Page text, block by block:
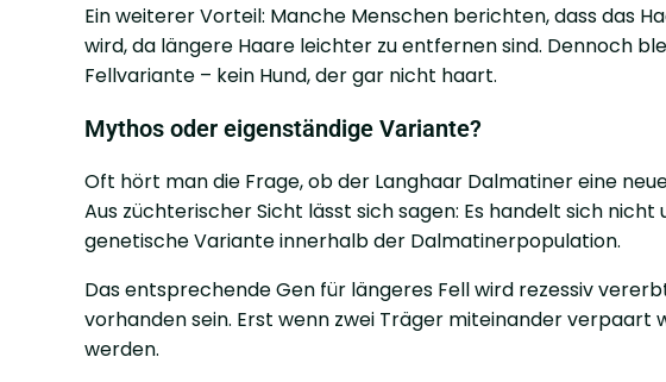
Ein weiterer Vorteil: Manche Menschen berichten, dass das
wird, da längere Haare leichter zu entfernen sind. Dennoch
Fellvariante – kein Hund, der gar nicht haart.
Mythos oder eigenständige Variante?
Oft hört man die Frage, ob der Langhaar Dalmatiner eine
Aus züchterischer Sicht lässt sich sagen: Es handelt sich
genetische Variante innerhalb der Dalmatinerpopulation.
Das entsprechende Gen für längeres Fell wird rezessiv
vorhanden sein. Erst wenn zwei Träger miteinander
werden.